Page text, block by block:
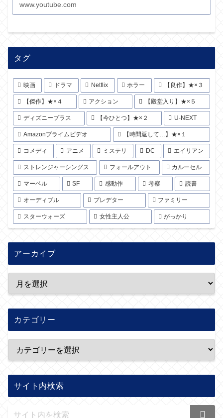
www.youtube.com
タグ
映画 ドラマ Netflix ホラー 【良作】★×３
【傑作】★×４ アクション 【殿堂入り】★×５
ディズニープラス 【今ひとつ】★×２ U-NEXT
Amazonプライムビデオ 【時間返して…】★×１
コメディ アニメ ミステリ DC エイリアン
ストレンジャーシングス フォールアウト カルーセル
マーベル SF 感動作 考察 読書
オーディブル プレデター ファミリー
スターウォーズ 女性主人公 がっかり
アーカイブ
カテゴリー
サイト内検索